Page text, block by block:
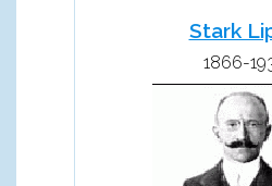
Stark
1866-